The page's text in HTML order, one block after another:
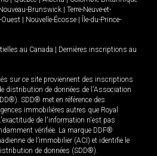
Brunswick
Terre-Neuve-et-
Ouest Nouvelle-Écosse
Île-du-Prince-
au Canada
Dernières inscriptions au
sur ce site proviennent des inscriptions
distribution de données de l'Association
SDD® met en référence des
immobilières autres que Royal
de l'information n'est pas
vérifiée. La marque DDF®
de l’immobilier (ACI) et identifie le
de données (SDD®).